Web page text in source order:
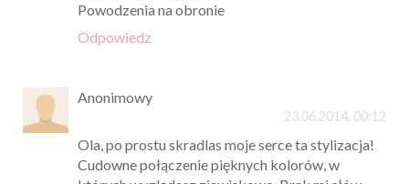
Powodzenia na obronie
Odpowiedz
Anonimowy
23.06.2014, 00:12
Ola, po prostu skradlas moje serce ta stylizacja!
Cudowne połączenie pięknych kolorów, w